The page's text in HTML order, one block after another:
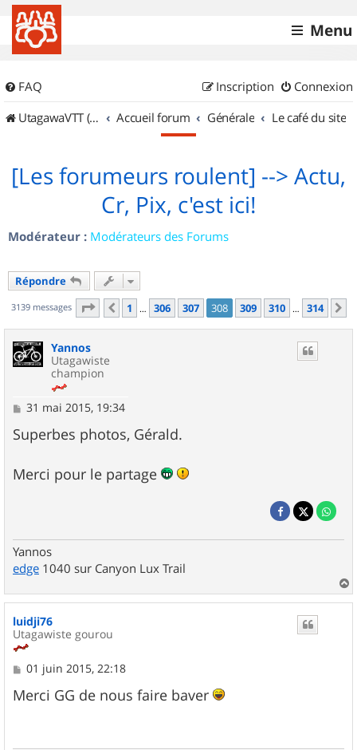
Menu
FAQ Connexion
Inscription
UtagawaVTT (Randos VTT et VTTAE avec traces GPS)
Accueil forum Générale Le café du site
[Les forumeurs roulent] --> Actu,
Cr, Pix, c'est ici!
Modérateur : Modérateurs des Forums
Répondre
3139 messages Page 308 sur314
Précédent
1 … 306 307 308 309 310 … 314
Yannos
Utagawiste
champion
M
s
s
g
e
31 mai 2015, 19:34
Superbes photos, Gérald.
Merci pour le partage
Yannos
edge 1040 sur Canyon Lux Trail
a
u
luidji76
Utagawiste gourou
M
s
s
01 juin 2015, 22:18
Merci GG de nous faire baver